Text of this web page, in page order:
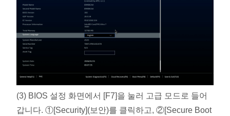
(3) BIOS 설정 화면에서 [F7]을 눌러 고급 모드로 들어
갑니다. ①[Security](보안)를 클릭하고, ②[Secure Boot